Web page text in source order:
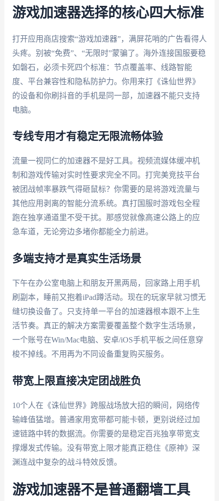
游戏加速器选择的核心四大标准
打开应用商店搜索“游戏加速器”，满屏花哨的广告看得人
头疼。别被“免费”、“无限时”蒙骗了。海外连接国服要稳
如磐石，必须卡死四个标准：节点覆盖率、线路智能
度、平台兼容性和隐私防护力。你用来打《诛仙世界》
的设备和你刷抖音的手机是同一部，加速器不能只支持
电脑。
专线专用才有稳定无限流畅体验
流量一视同仁的加速器不是好工具。视频流媒体缓冲机
制和游戏传输对实时性要求完全不同。打完美竞技平台
被团战帧率暴跌气得砸鼠标？你需要的是将游戏流量与
其他应用剥离的智能分流系统。真打国服时游戏包全程
跑在独享通道里不受干扰。那感觉就像高速公路上的应
急车道，无论旁边多堵你都能全力前进。
多端支持才是真实生活场景
下午在办公室电脑上和朋友开黑两局，回家路上用手机
刷副本，睡前又抱着iPad蹲活动。现在的玩家早就习惯无
缝切换设备了。只支持单一平台的加速器根本跟不上生
活节奏。真正的解决方案需要覆盖整个数字生活场景，
一个账号在Win/Mac电脑、安卓/iOS手机平板之间任意穿
梭不掉线。不用再为不同设备重复购买服务。
带宽上限直接决定团战胜负
10个人在《诛仙世界》跨服战场放大招的瞬间，网络传
输峰值猛增。普通家用宽带都可能卡顿，更别说经过加
速链路中转的数据流。你需要的是稳定百兆独享带宽支
撑爆发式传输。没有带宽上限才能真正稳住《原神》深
渊连战中复杂的战斗特效反馈。
游戏加速器不是普通翻墙工具